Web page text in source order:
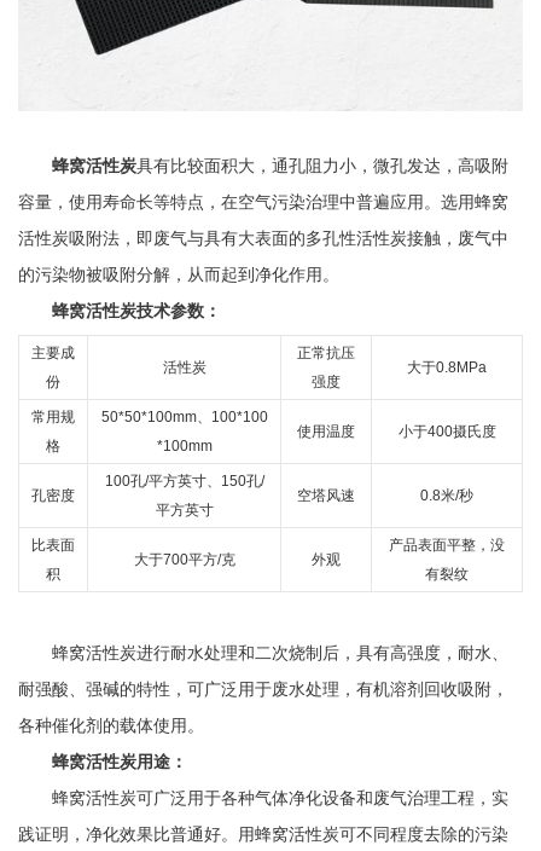
蜂窝活性炭具有比较面积大，通孔阻力小，微孔发达，高吸附
容量，使用寿命长等特点，在空气污染治理中普遍应用。选用蜂窝
活性炭吸附法，即废气与具有大表面的多孔性活性炭接触，废气中
的污染物被吸附分解，从而起到净化作用。
蜂窝活性炭技术参数：
主要成
份
活性炭
正常抗压
强度
大于0.8MPa
常用规
格
50*50*100mm、100*100
*100mm
使用温度 小于400摄氏度
孔密度
100孔/平方英寸、150孔/
平方英寸
空塔风速 0.8米/秒
比表面
积
大于700平方/克 外观
产品表面平整，没
有裂纹
蜂窝活性炭进行耐水处理和二次烧制后，具有高强度，耐水、
耐强酸、强碱的特性，可广泛用于废水处理，有机溶剂回收吸附，
各种催化剂的载体使用。
蜂窝活性炭用途：
蜂窝活性炭可广泛用于各种气体净化设备和废气治理工程，实
践证明，净化效果比普通好。用蜂窝活性炭可不同程度去除的污染